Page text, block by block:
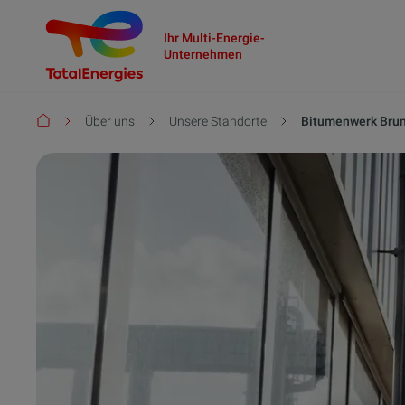
Ihr Multi-Energie-
Unternehmen
Pfadnavigation
Über uns Unsere Standorte Bitumenwerk